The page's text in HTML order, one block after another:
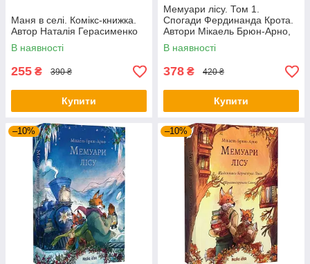
Маня в селі. Комікс-книжка.
Автор Наталія Герасименко
В наявності
255 ₴ 390 ₴
Купити
Мемуари лісу. Том 1.
Спогади Фердинанда Крота.
Автори Мікаель Брюн-Арно,
Саное
В наявності
378 ₴ 420 ₴
Купити
–10% –10%